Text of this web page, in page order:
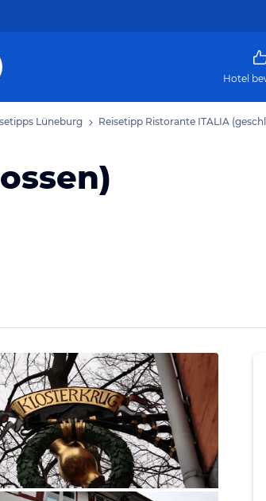
Hotel
Lüneburg Reisetipp Ristorante ITALIA